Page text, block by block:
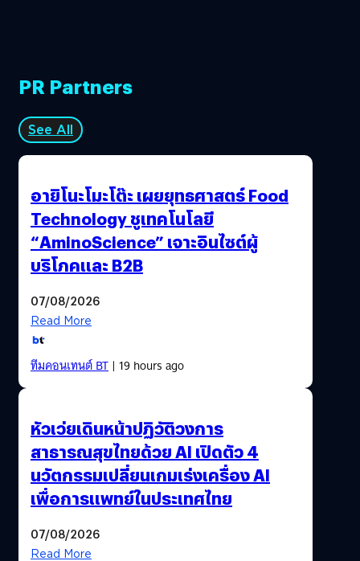
PR Partners
See All
อายิโนะโมะโต๊ะ เผยยุทธศาสตร์ Food
Technology ชูเทคโนโลยี
“AminoScience” เจาะอินไซต์ผู้
บริโภคและ B2B
07/08/2026
Read More
ทีมคอนเทนต์ BT| 19 hours ago
หัวเว่ยเดินหน้าปฏิวัติวงการ
สาธารณสุขไทยด้วย AI เปิดตัว 4
นวัตกรรมเปลี่ยนเกมเร่งเครื่อง AI
เพื่อการแพทย์ในประเทศไทย
07/08/2026
Read More